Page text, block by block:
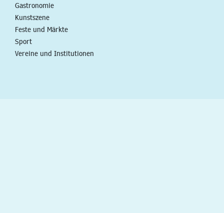
Gastronomie
Kunstszene
Feste und Märkte
Sport
Vereine und Institutionen